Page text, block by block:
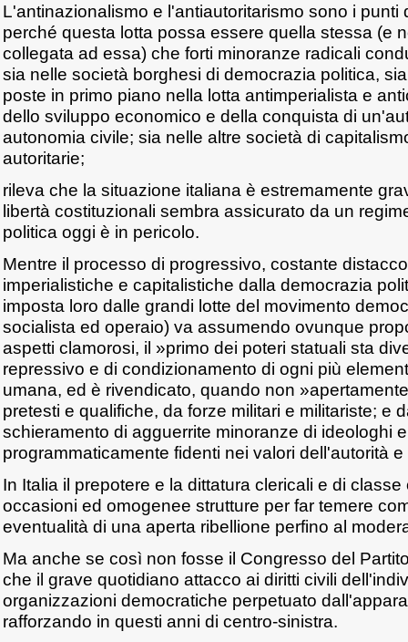
L'antinazionalismo e l'antiautoritarismo sono i punti
perché questa lotta possa essere quella stessa (e
collegata ad essa) che forti minoranze radicali
sia nelle società borghesi di democrazia politica,
poste in primo piano nella lotta antimperialista e
dello sviluppo economico e della conquista di
autonomia civile; sia nelle altre società di
autoritarie;
rileva che la situazione italiana è estremamente
libertà costituzionali sembra assicurato da un
politica oggi è in pericolo.
Mentre il processo di progressivo, costante
imperialistiche e capitalistiche dalla democrazia
imposta loro dalle grandi lotte del movimento
socialista ed operaio) va assumendo ovunque
aspetti clamorosi, il »primo dei poteri statuali sta
repressivo e di condizionamento di ogni più
umana, ed è rivendicato, quando non
pretesti e qualifiche, da forze militari e militariste; e
schieramento di agguerrite minoranze di ideologhi
programmaticamente fidenti nei valori dell'autorità
In Italia il prepotere e la dittatura clericali e di
occasioni ed omogenee strutture per far temere
eventualità di una aperta ribellione perfino al
Ma anche se così non fosse il Congresso del
che il grave quotidiano attacco ai diritti civili
organizzazioni democratiche perpetuato
rafforzando in questi anni di centro-sinistra.